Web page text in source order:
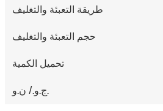
طريقة التعبئة والتغليف
حجم التعبئة والتغليف
تحميل الكمية